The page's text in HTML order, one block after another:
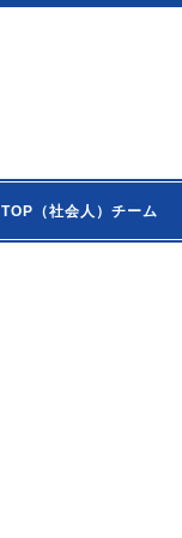
TOP（社会人）チーム